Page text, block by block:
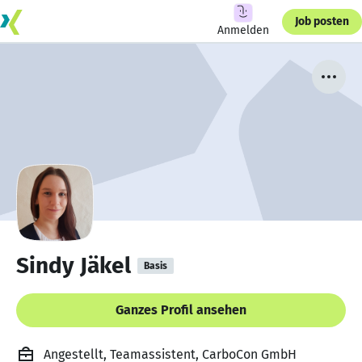
Anmelden
Job posten
Sindy Jäkel Basis
Ganzes Profil ansehen
Angestellt, Teamassistent, CarboCon GmbH